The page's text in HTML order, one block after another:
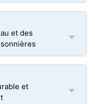
et des
et